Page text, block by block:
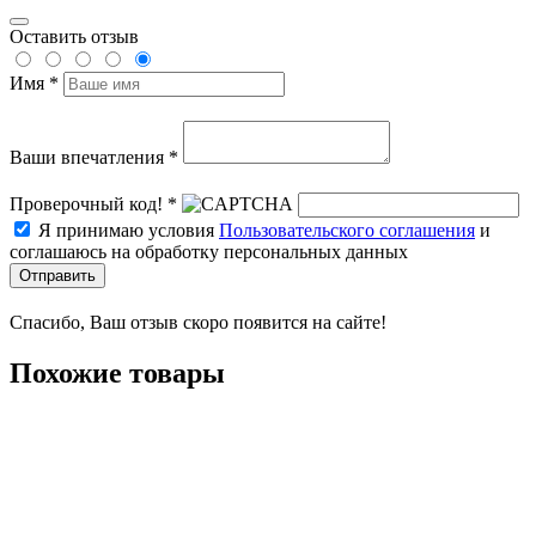
Оставить отзыв
Имя *
Ваши впечатления *
Проверочный код! *
Я принимаю условия Пользовательского соглашения и
соглашаюсь на обработку персональных данных
Отправить
Спасибо, Ваш отзыв скоро появится на сайте!
Похожие товары